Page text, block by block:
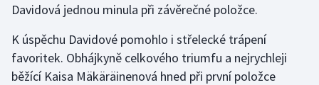
Davidová jednou minula při závěrečné položce.
K úspěchu Davidové pomohlo i střelecké trápení
favoritek. Obhájkyně celkového triumfu a nejrychleji
běžící Kaisa Mäkäräinenová hned při první položce